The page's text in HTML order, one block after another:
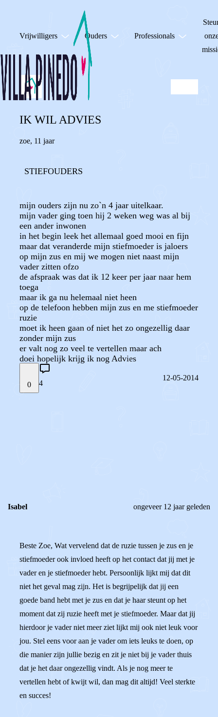
Vrijwilligers Ouders Professionals
IK WIL ADVIES
zoe, 11 jaar
STIEFOUDERS
mijn ouders zijn nu zo`n 4 jaar uitelkaar.
mijn vader ging toen hij 2 weken weg was al bij
een ander inwonen
in het begin leek het allemaal goed mooi en fijn
maar dat veranderde mijn stiefmoeder is jaloers
op mijn zus en mij we mogen niet naast mijn
vader zitten ofzo
de afspraak was dat ik 12 keer per jaar naar hem
toega
maar ik ga nu helemaal niet heen
op de telefoon hebben mijn zus en me stiefmoeder
ruzie
moet ik heen gaan of niet het zo ongezellig daar
zonder mijn zus
er valt nog zo veel te vertellen maar ach
doei hopelijk krijg ik nog Advies
0 4
12-05-2014
Isabel ongeveer 12 jaar geleden
Beste Zoe, Wat vervelend dat de ruzie tussen je zus en je
stiefmoeder ook invloed heeft op het contact dat jij met je
vader en je stiefmoeder hebt. Persoonlijk lijkt mij dat dit
niet het geval mag zijn. Het is begrijpelijk dat jij een
goede band hebt met je zus en dat je haar steunt op het
moment dat zij ruzie heeft met je stiefmoeder. Maar dat jij
hierdoor je vader niet meer ziet lijkt mij ook niet leuk voor
jou. Stel eens voor aan je vader om iets leuks te doen, op
die manier zijn jullie bezig en zit je niet bij je vader thuis
dat je het daar ongezellig vindt. Als je nog meer te
vertellen hebt of kwijt wil, dan mag dit altijd! Veel sterkte
en succes!